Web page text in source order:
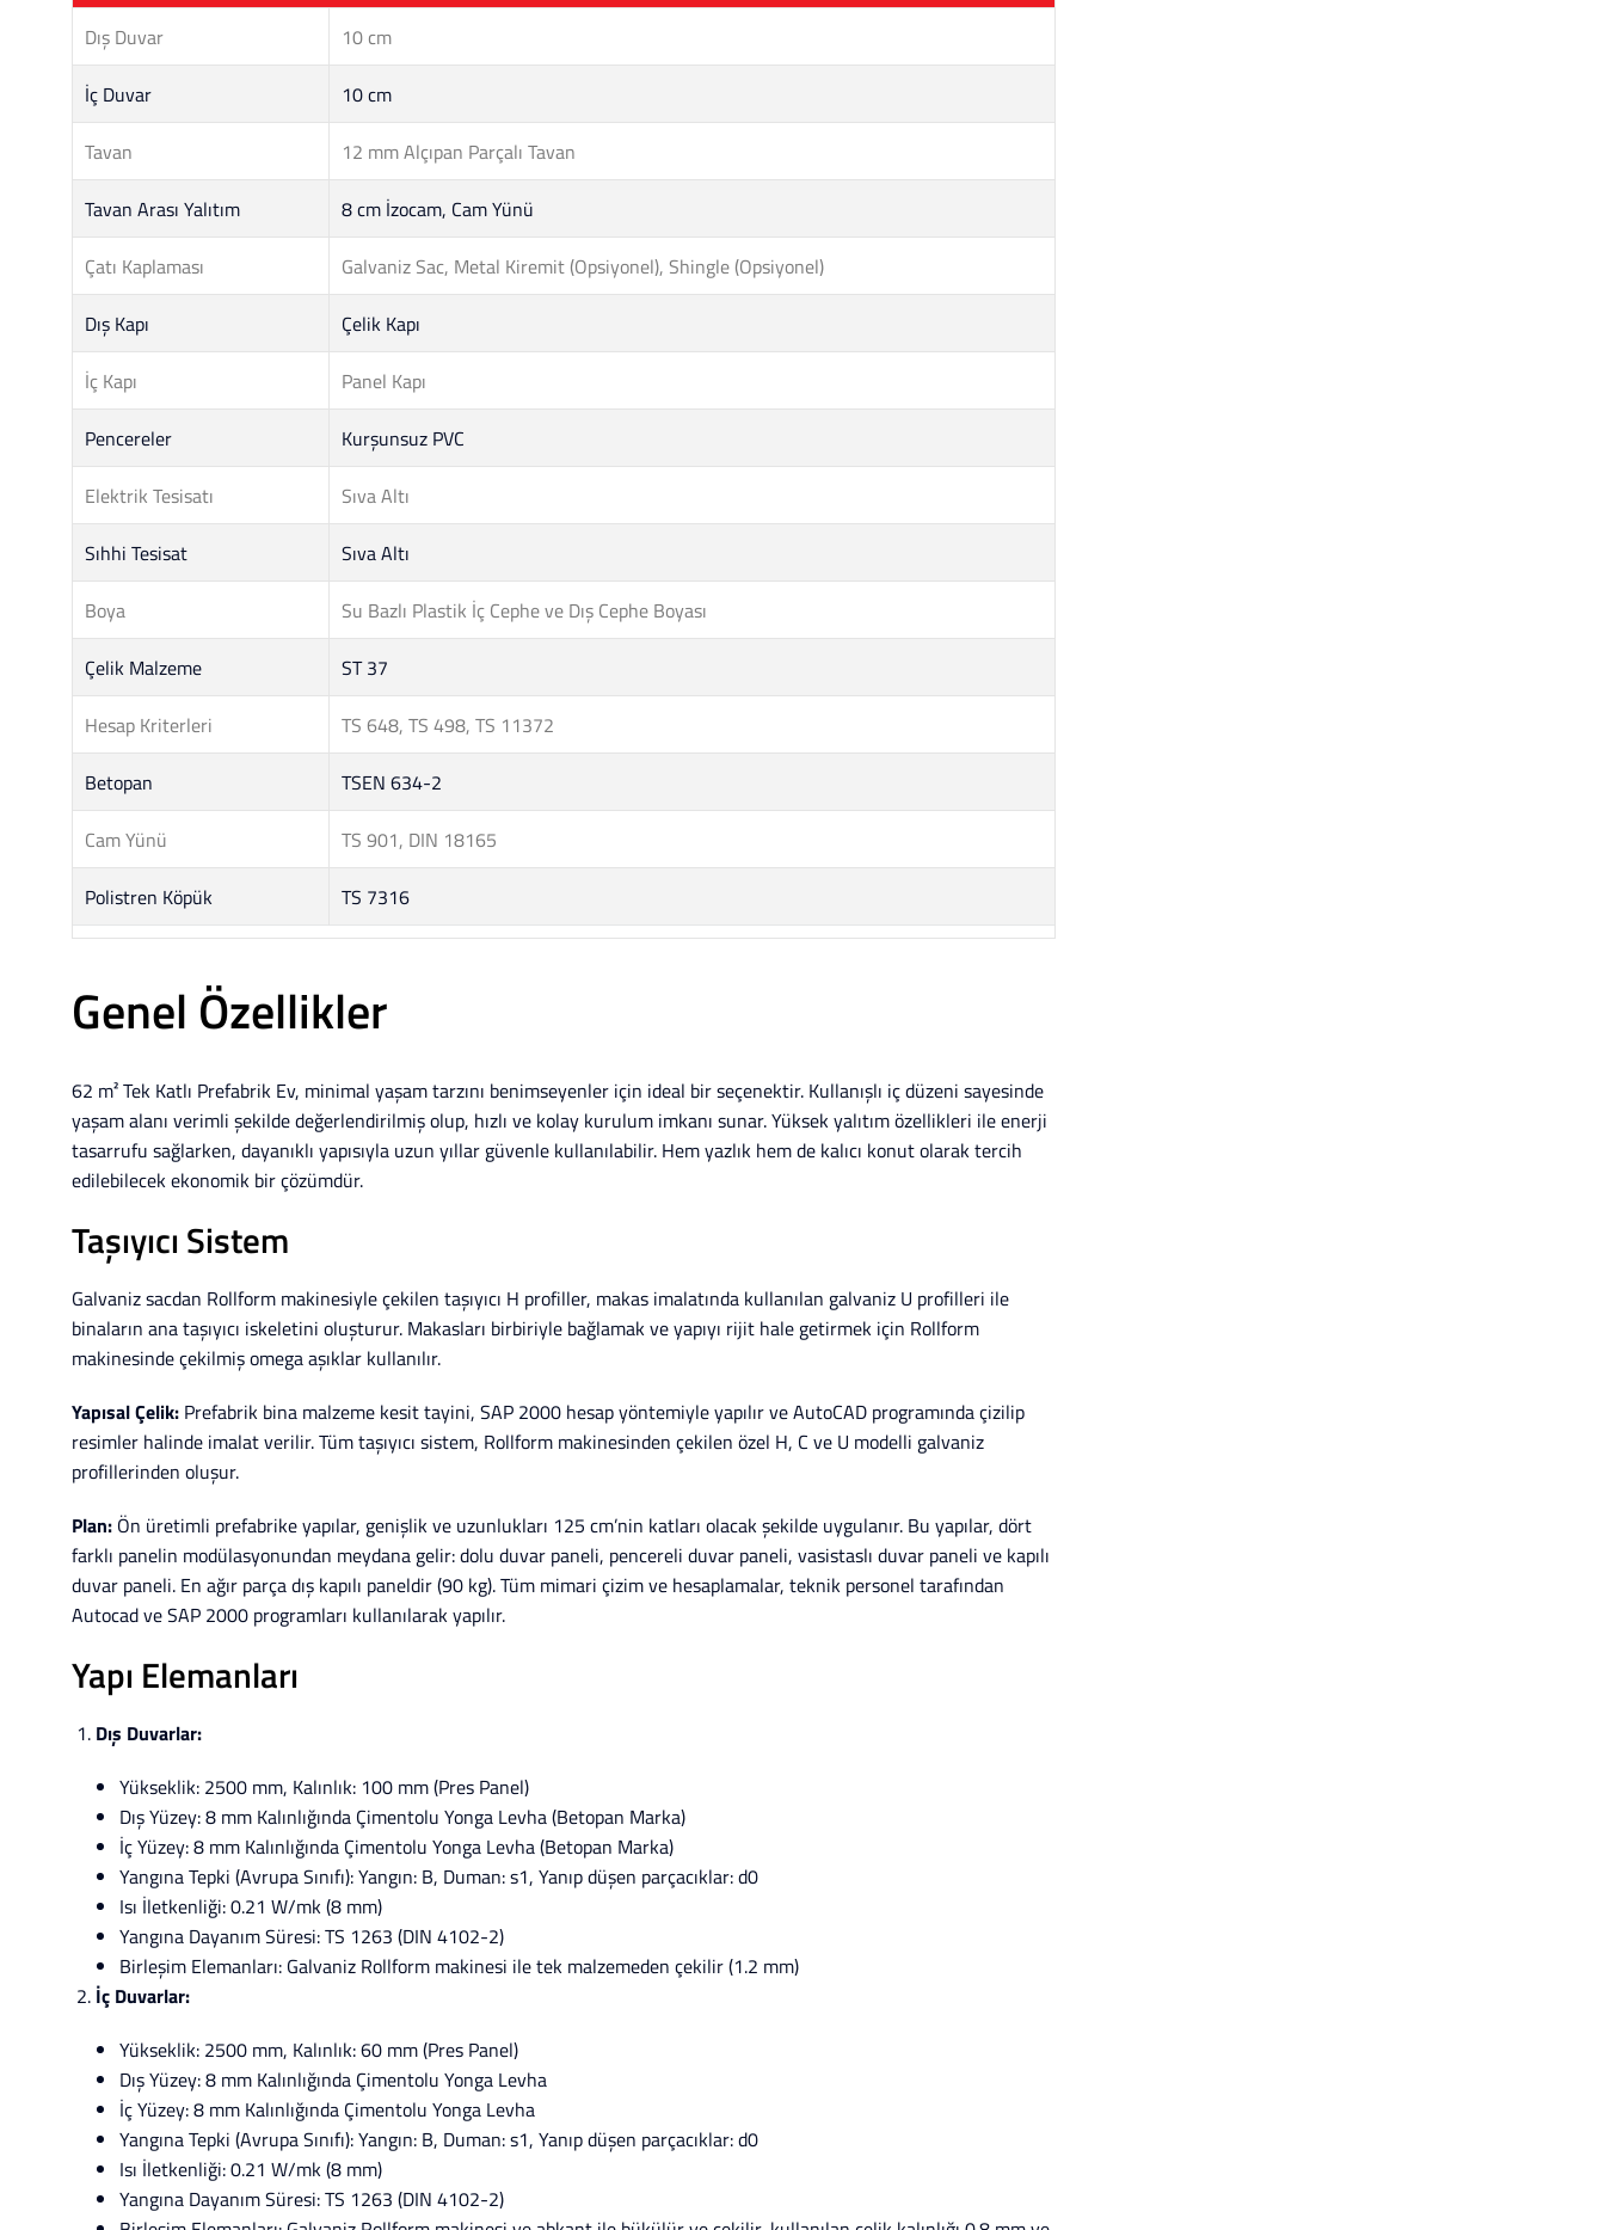
Dış Duvar
10 cm
İç Duvar
10 cm
Tavan
12 mm Alçıpan Parçalı Tavan
Tavan Arası Yalıtım
8 cm İzocam, Cam Yünü
Çatı Kaplaması
Galvaniz Sac, Metal Kiremit (Opsiyonel), Shingle (Opsiyonel)
Dış Kapı
Çelik Kapı
İç Kapı
Panel Kapı
Pencereler
Kurşunsuz PVC
Elektrik Tesisatı
Sıva Altı
Sıhhi Tesisat
Sıva Altı
Boya
Su Bazlı Plastik İç Cephe ve Dış Cephe Boyası
Çelik Malzeme
ST 37
Hesap Kriterleri
TS 648, TS 498, TS 11372
Betopan
TSEN 634-2
Cam Yünü
TS 901, DIN 18165
Polistren Köpük
TS 7316
Genel Özellikler
62 m² Tek Katlı Prefabrik Ev, minimal yaşam tarzını benimseyenler için ideal bir seçenektir. Kullanışlı iç düzeni sayesinde
yaşam alanı verimli şekilde değerlendirilmiş olup, hızlı ve kolay kurulum imkanı sunar. Yüksek yalıtım özellikleri ile enerji
tasarrufu sağlarken, dayanıklı yapısıyla uzun yıllar güvenle kullanılabilir. Hem yazlık hem de kalıcı konut olarak tercih
edilebilecek ekonomik bir çözümdür.
Taşıyıcı Sistem
Galvaniz sacdan Rollform makinesiyle çekilen taşıyıcı H profiller, makas imalatında kullanılan galvaniz U profilleri ile
binaların ana taşıyıcı iskeletini oluşturur. Makasları birbiriyle bağlamak ve yapıyı rijit hale getirmek için Rollform
makinesinde çekilmiş omega aşıklar kullanılır.
Yapısal Çelik: Prefabrik bina malzeme kesit tayini, SAP 2000 hesap yöntemiyle yapılır ve AutoCAD programında çizilip
resimler halinde imalat verilir. Tüm taşıyıcı sistem, Rollform makinesinden çekilen özel H, C ve U modelli galvaniz
profillerinden oluşur.
Plan: Ön üretimli prefabrike yapılar, genişlik ve uzunlukları 125 cm’nin katları olacak şekilde uygulanır. Bu yapılar, dört
farklı panelin modülasyonundan meydana gelir: dolu duvar paneli, pencereli duvar paneli, vasistaslı duvar paneli ve kapılı
duvar paneli. En ağır parça dış kapılı paneldir (90 kg). Tüm mimari çizim ve hesaplamalar, teknik personel tarafından
Autocad ve SAP 2000 programları kullanılarak yapılır.
Yapı Elemanları
Dış Duvarlar:
Yükseklik: 2500 mm, Kalınlık: 100 mm (Pres Panel)
Dış Yüzey: 8 mm Kalınlığında Çimentolu Yonga Levha (Betopan Marka)
İç Yüzey: 8 mm Kalınlığında Çimentolu Yonga Levha (Betopan Marka)
Yangına Tepki (Avrupa Sınıfı): Yangın: B, Duman: s1, Yanıp düşen parçacıklar: d0
Isı İletkenliği: 0.21 W/mk (8 mm)
Yangına Dayanım Süresi: TS 1263 (DIN 4102-2)
Birleşim Elemanları: Galvaniz Rollform makinesi ile tek malzemeden çekilir (1.2 mm)
İç Duvarlar:
Yükseklik: 2500 mm, Kalınlık: 60 mm (Pres Panel)
Dış Yüzey: 8 mm Kalınlığında Çimentolu Yonga Levha
İç Yüzey: 8 mm Kalınlığında Çimentolu Yonga Levha
Yangına Tepki (Avrupa Sınıfı): Yangın: B, Duman: s1, Yanıp düşen parçacıklar: d0
Isı İletkenliği: 0.21 W/mk (8 mm)
Yangına Dayanım Süresi: TS 1263 (DIN 4102-2)